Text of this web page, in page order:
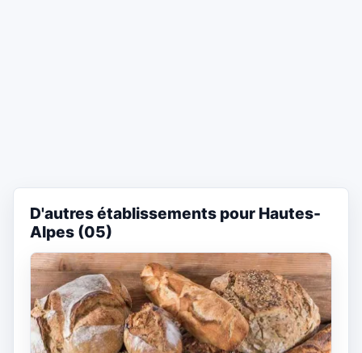
D'autres établissements pour Hautes-
Alpes (05)